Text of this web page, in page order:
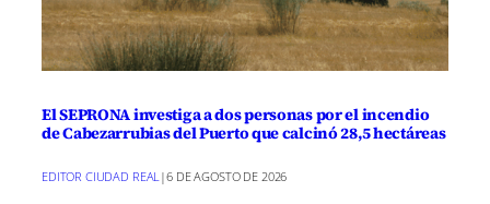
El SEPRONA investiga a dos personas por el incendio
de Cabezarrubias del Puerto que calcinó 28,5 hectáreas
EDITOR CIUDAD REAL|6 DE AGOSTO DE 2026